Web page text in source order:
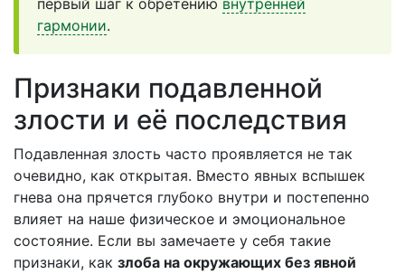
первый шаг к обретению внутренней
гармонии.
Признаки подавленной
злости и её последствия
Подавленная злость часто проявляется не так
очевидно, как открытая. Вместо явных вспышек
гнева она прячется глубоко внутри и постепенно
влияет на наше физическое и эмоциональное
состояние. Если вы замечаете у себя такие
признаки, как злоба на окружающих без явной